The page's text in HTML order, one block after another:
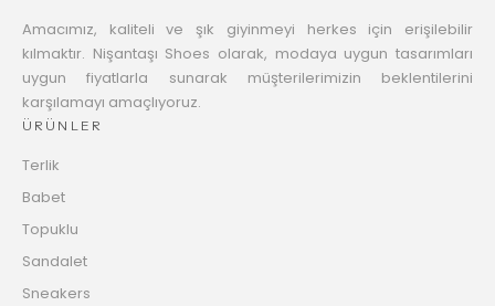
Amacımız, kaliteli ve şık giyinmeyi herkes için erişilebilir
kılmaktır. Nişantaşı Shoes olarak, modaya uygun tasarımları
uygun fiyatlarla sunarak müşterilerimizin beklentilerini
karşılamayı amaçlıyoruz.
ÜRÜNLER
Terlik
Babet
Topuklu
Sandalet
Sneakers